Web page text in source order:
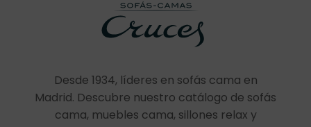
Desde 1934, líderes en sofás cama en
Madrid. Descubre nuestro catálogo de sofás
cama, muebles cama, sillones relax y